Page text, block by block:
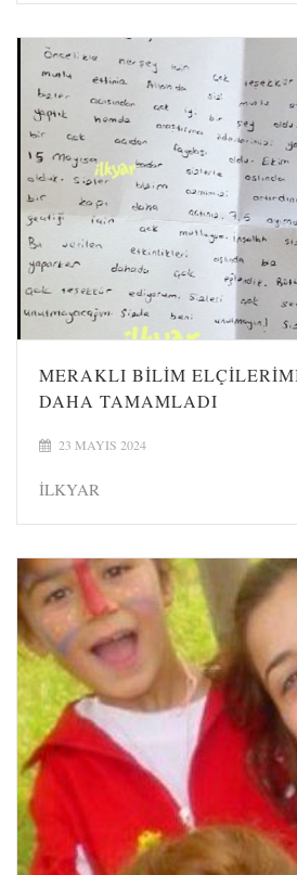
MERAKLI BILIM
DAHA TAMAMLADI
23 MAYIS 2024
İLKYAR